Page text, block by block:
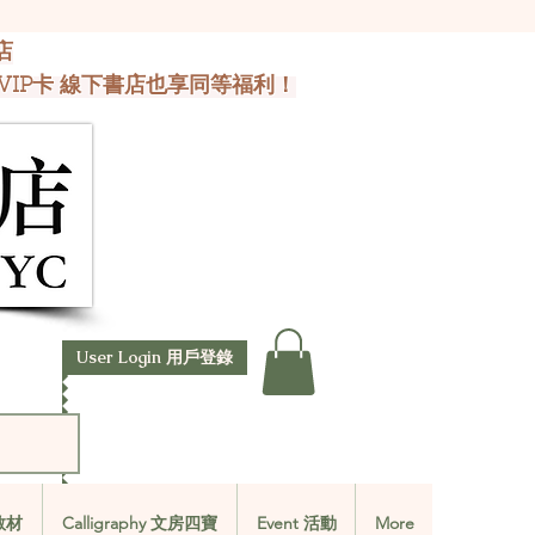
卡 線下書店也享同等福利！
User Login 用戶登錄
材 Calligraphy 文房四寶 Event 活動 More
材 Calligraphy 文房四寶 Event 活動 More